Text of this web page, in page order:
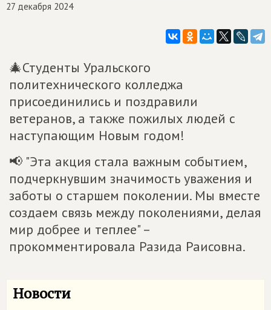
27 декабря 2024
🎄Студенты Уральского
политехнического колледжа
присоединились и поздравили
ветеранов, а также пожилых людей с
наступающим Новым годом!
📢 "Эта акция стала важным событием,
подчеркнувшим значимость уважения и
заботы о старшем поколении. Мы вместе
создаем связь между поколениями, делая
мир добрее и теплее" –
прокомментировала Разида Раисовна.
Новости